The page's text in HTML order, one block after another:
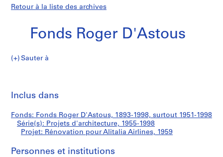
Retour à la liste des archives
Fonds Roger D'Astous
Sauter à
d
s
R
e
pour
Alitalia
Airlines
Inclus dans
Fonds: Fonds Roger D'Astous, 1893-1998, surtout 1951-1998
Série(s): Projets d'architecture, 1955-1998
Projet: Rénovation pour Alitalia Airlines, 1959
Personnes et institutions